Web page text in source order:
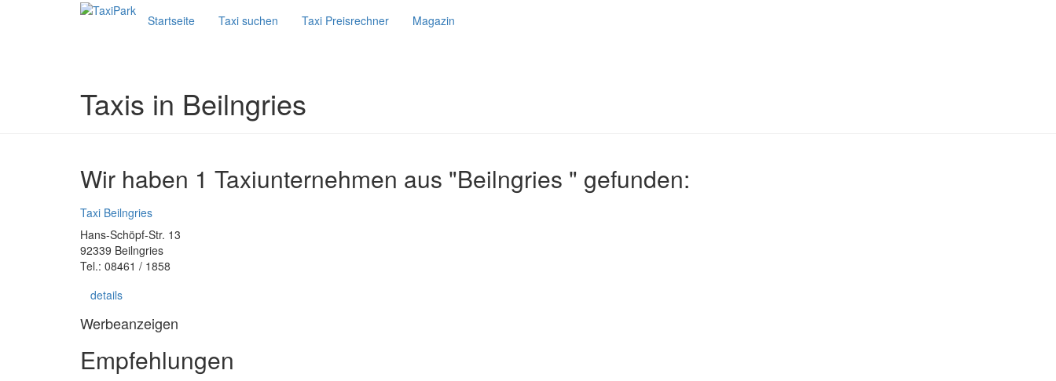
Startseite Taxi suchen Taxi Preisrechner Magazin
Taxis in Beilngries
Wir haben 1 Taxiunternehmen aus "Beilngries " gefunden:
Taxi Beilngries
Hans-Schöpf-Str. 13
92339 Beilngries
Tel.: 08461 / 1858
details
Werbeanzeigen
Empfehlungen